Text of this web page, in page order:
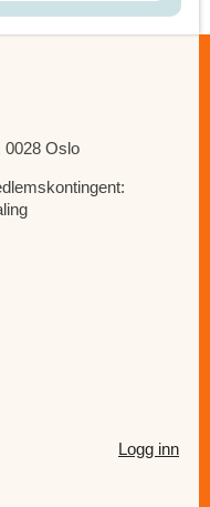
0028 Oslo
Logg inn